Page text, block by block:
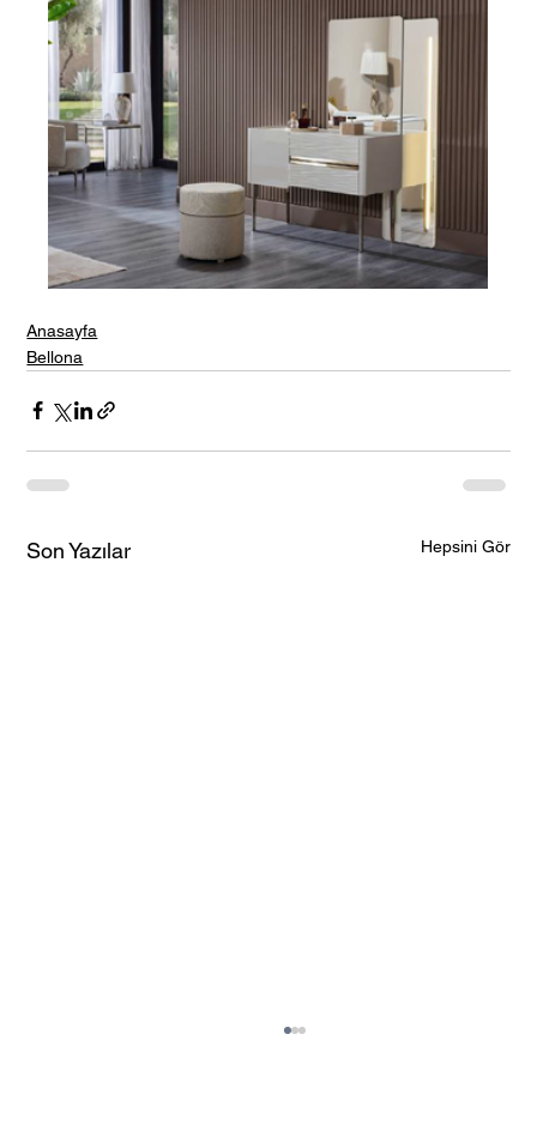
Anasayfa
Bellona
Son Yazılar Hepsini Gör